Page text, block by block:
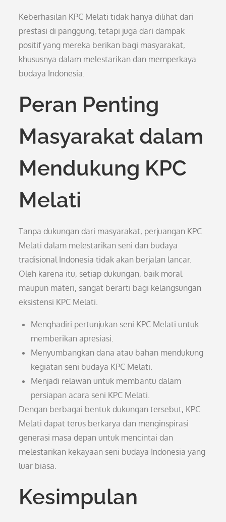
Keberhasilan KPC Melati tidak hanya dilihat dari
prestasi di panggung, tetapi juga dari dampak
positif yang mereka berikan bagi masyarakat,
khususnya dalam melestarikan dan memperkaya
budaya Indonesia.
Peran Penting
Masyarakat dalam
Mendukung KPC
Melati
Tanpa dukungan dari masyarakat, perjuangan KPC
Melati dalam melestarikan seni dan budaya
tradisional Indonesia tidak akan berjalan lancar.
Oleh karena itu, setiap dukungan, baik moral
maupun materi, sangat berarti bagi kelangsungan
eksistensi KPC Melati.
Menghadiri pertunjukan seni KPC Melati untuk
memberikan apresiasi.
Menyumbangkan dana atau bahan mendukung
kegiatan seni budaya KPC Melati.
Menjadi relawan untuk membantu dalam
persiapan acara seni KPC Melati.
Dengan berbagai bentuk dukungan tersebut, KPC
Melati dapat terus berkarya dan menginspirasi
generasi masa depan untuk mencintai dan
melestarikan kekayaan seni budaya Indonesia yang
luar biasa.
Kesimpulan